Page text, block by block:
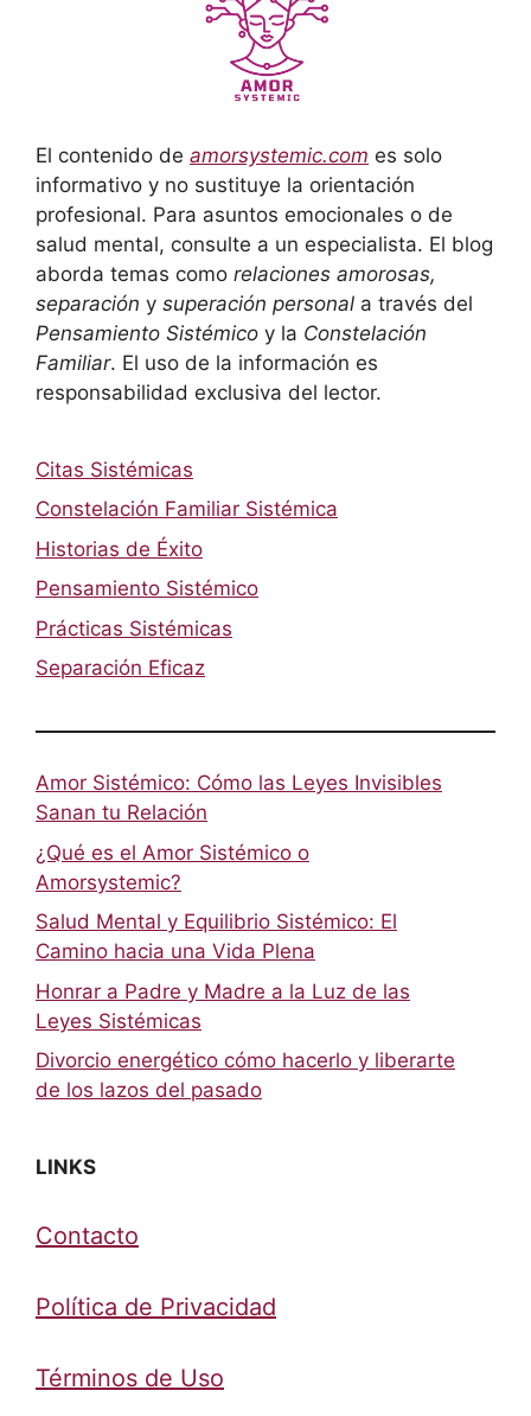
El contenido de amorsystemic.com es solo
informativo y no sustituye la orientación
profesional. Para asuntos emocionales o de
salud mental, consulte a un especialista. El blog
aborda temas como relaciones amorosas,
separación y superación personal a través del
Pensamiento Sistémico y la Constelación
Familiar. El uso de la información es
responsabilidad exclusiva del lector.
Citas Sistémicas
Constelación Familiar Sistémica
Historias de Éxito
Pensamiento Sistémico
Prácticas Sistémicas
Separación Eficaz
Amor Sistémico: Cómo las Leyes Invisibles
Sanan tu Relación
¿Qué es el Amor Sistémico o
Amorsystemic?
Salud Mental y Equilibrio Sistémico: El
Camino hacia una Vida Plena
Honrar a Padre y Madre a la Luz de las
Leyes Sistémicas
Divorcio energético cómo hacerlo y liberarte
de los lazos del pasado
LINKS
Contacto
Política de Privacidad
Términos de Uso